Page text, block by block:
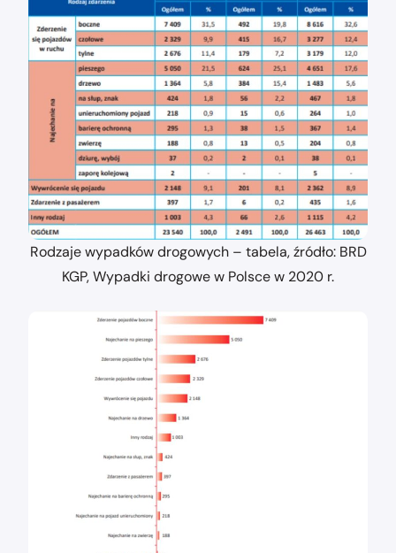
Rodzaje wypadków drogowych – tabela, źródło: BRD
KGP, Wypadki drogowe w Polsce w 2020 r.